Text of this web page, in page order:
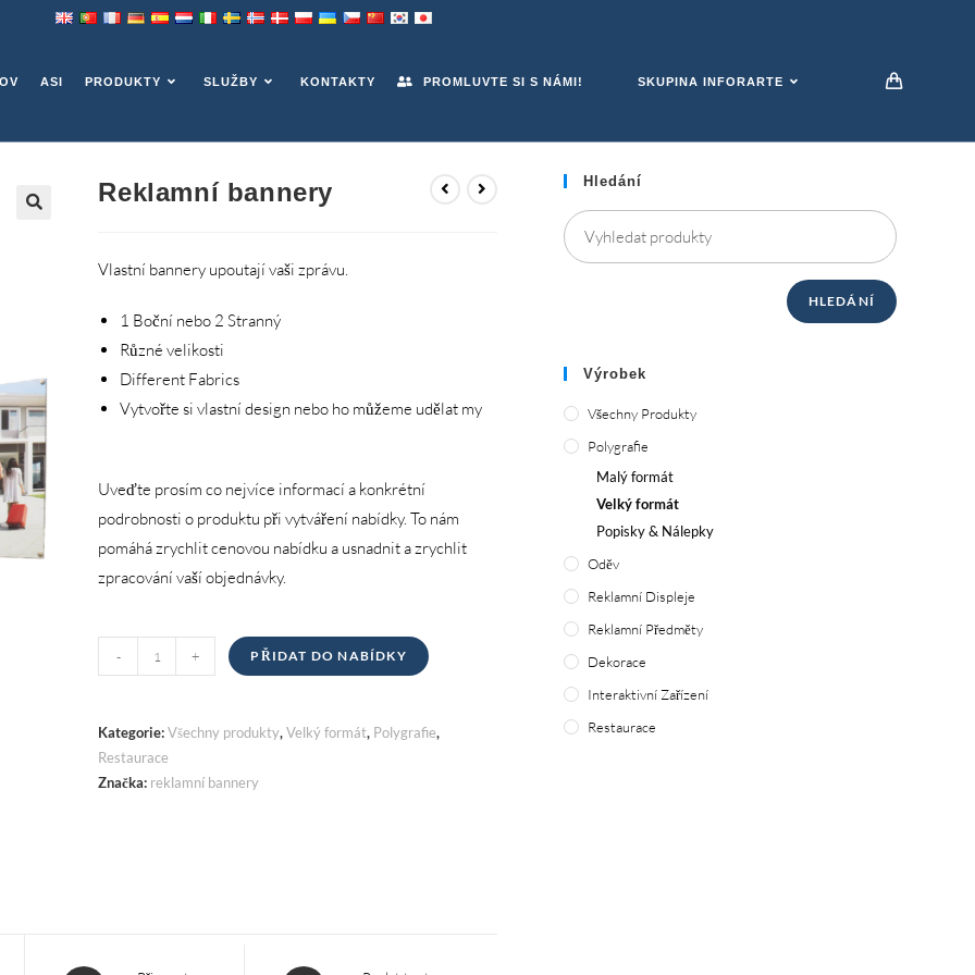
ASI PRODUKTY SLUŽBY KONTAKTY PROMLUVTE SI S NÁMI! SKUPINA INFORARTE
Reklamní bannery
Vlastní bannery upoutají vaši zprávu.
1 Boční nebo 2 Stranný
Různé velikosti
Different Fabrics
Vytvořte si vlastní design nebo ho můžeme udělat my
Uveďte prosím co nejvíce informací a konkrétní
podrobnosti o produktu při vytváření nabídky. To nám
pomáhá zrychlit cenovou nabídku a usnadnit a zrychlit
zpracování vaší objednávky.
Reklamní
bannery
- + PŘIDAT DO NABÍDKY
Kategorie:Všechny produkty,Velký formát, Polygrafie,
Restaurace
Značka: reklamní bannery
Hledání
HLEDÁNÍ
Výrobek
Všechny Produkty
Polygrafie
Malý formát
Velký formát
Popisky & Nálepky
Oděv
Reklamní Displeje
Reklamní Předměty
Dekorace
Interaktivní Zařízení
Restaurace